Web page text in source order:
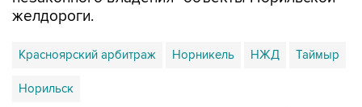
желдороги.
Красноярский арбитраж Норникель НЖД Таймыр
Норильск